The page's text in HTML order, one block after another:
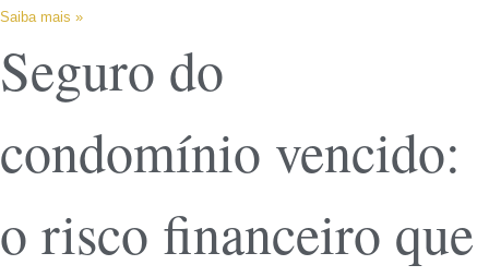
Saiba mais »
Seguro do
condomínio vencido:
o risco financeiro que